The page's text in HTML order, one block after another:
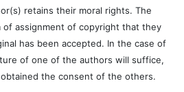
retains their moral rights. The
assignment of copyright that they
has been accepted. In the case of
of one of the authors will suffice,
the consent of the others.